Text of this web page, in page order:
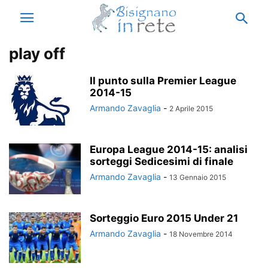
play off
Il punto sulla Premier League
2014-15
Armando Zavaglia - 2 Aprile 2015
Europa League 2014-15: analisi
sorteggi Sedicesimi di finale
Armando Zavaglia - 13 Gennaio 2015
Sorteggio Euro 2015 Under 21
Armando Zavaglia - 18 Novembre 2014